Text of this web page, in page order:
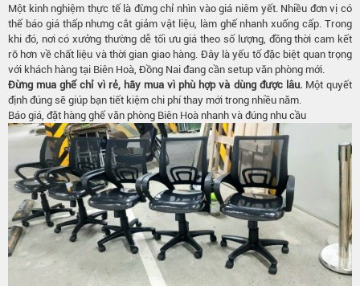
Một kinh nghiệm thực tế là đừng chỉ nhìn vào giá niêm yết. Nhiều đơn vị có
thể báo giá thấp nhưng cắt giảm vật liệu, làm ghế nhanh xuống cấp. Trong
khi đó, nơi có xưởng thường dễ tối ưu giá theo số lượng, đồng thời cam kết
rõ hơn về chất liệu và thời gian giao hàng. Đây là yếu tố đặc biệt quan trọng
với khách hàng tại Biên Hoà, Đồng Nai đang cần setup văn phòng mới.
Đừng mua ghế chỉ vì rẻ, hãy mua vì phù hợp và dùng được lâu.Một quyết
định đúng sẽ giúp bạn tiết kiệm chi phí thay mới trong nhiều năm.
Báo giá, đặt hàng ghế văn phòng Biên Hoà nhanh và đúng nhu cầu